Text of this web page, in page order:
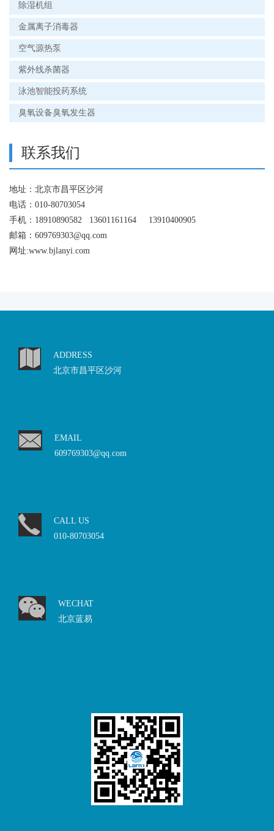
除湿机组
金属离子消毒器
空气源热泵
紫外线杀菌器
泳池智能投药系统
臭氧设备臭氧发生器
联系我们
地址：北京市昌平区沙河
电话：010-80703054
手机：18910890582 13601161164 13910400905
邮箱：609769303@qq.com
网址:www.bjlanyi.com
ADDRESS
北京市昌平区沙河
EMAIL
609769303@qq.com
CALL US
010-80703054
WECHAT
北京蓝易